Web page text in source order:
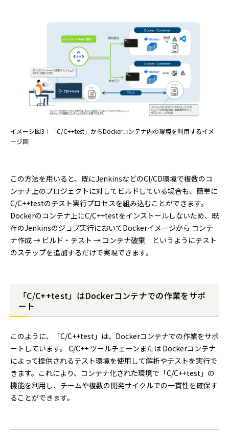
イメージ図3：「C/C++test」からDockerコンテナ内の環境を利用するイメ
ージ図
この方法を用いると、既にJenkinsなどのCI/CD環境で複数のコ
ンテナ上のプロジェクトに対してビルドしている場合も、簡単に
C/C++testのテスト実行プロセスを組み込むことができます。
Dockerのコンテナ上にC/C++testをインストールしないため、既
存のJenkinsのジョブ実行においてDockerイメージから コンテ
ナ作成 → ビルド・テスト → コンテナ破棄 というようにテスト
のステップを追加するだけで実現できます。
「C/C++test」はDockerコンテナでの作業をサポ
ート
このように、「C/C++test」は、Dockerコンテナでの作業をサポ
ートしています。 C/C++ ツールチェーンまたは Dockerコンテナ
によって提供されるテスト環境を使用して解析やテストを実行で
きます。これにより、コンテナ化された環境で「C/C++test」の
機能を利用し、チームや複数の開発サイクルでの一貫性を確保す
ることができます。